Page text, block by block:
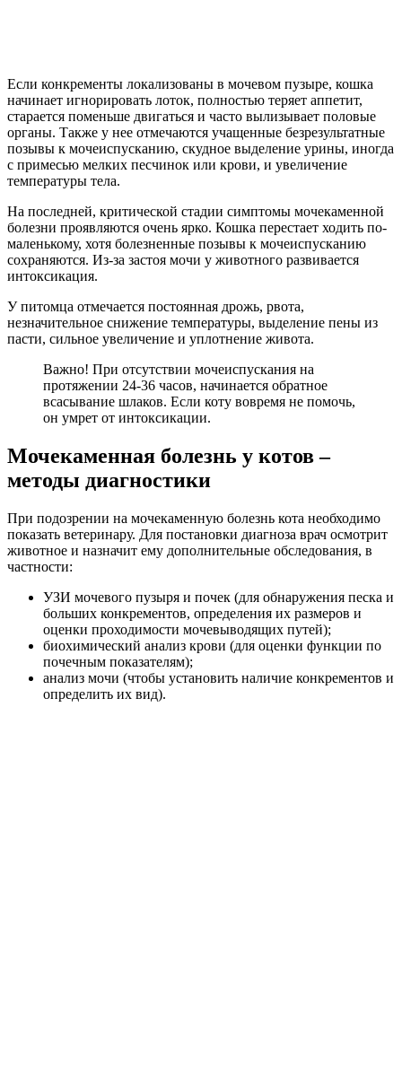
Если конкременты локализованы в мочевом пузыре, кошка
начинает игнорировать лоток, полностью теряет аппетит,
старается поменьше двигаться и часто вылизывает половые
органы. Также у нее отмечаются учащенные безрезультатные
позывы к мочеиспусканию, скудное выделение урины, иногда
с примесью мелких песчинок или крови, и увеличение
температуры тела.
На последней, критической стадии симптомы мочекаменной
болезни проявляются очень ярко. Кошка перестает ходить по-
маленькому, хотя болезненные позывы к мочеиспусканию
сохраняются. Из-за застоя мочи у животного развивается
интоксикация.
У питомца отмечается постоянная дрожь, рвота,
незначительное снижение температуры, выделение пены из
пасти, сильное увеличение и уплотнение живота.
Важно! При отсутствии мочеиспускания на
протяжении 24-36 часов, начинается обратное
всасывание шлаков. Если коту вовремя не помочь,
он умрет от интоксикации.
Мочекаменная болезнь у котов –
методы диагностики
При подозрении на мочекаменную болезнь кота необходимо
показать ветеринару. Для постановки диагноза врач осмотрит
животное и назначит ему дополнительные обследования, в
частности:
УЗИ мочевого пузыря и почек (для обнаружения песка и
больших конкрементов, определения их размеров и
оценки проходимости мочевыводящих путей);
биохимический анализ крови (для оценки функции по
почечным показателям);
анализ мочи (чтобы установить наличие конкрементов и
определить их вид).